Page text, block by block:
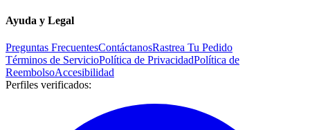
Ayuda y Legal
Preguntas FrecuentesContáctanosRastrea Tu Pedido
Términos de ServicioPolítica de PrivacidadPolítica de
ReembolsoAccesibilidad
Perfiles verificados: